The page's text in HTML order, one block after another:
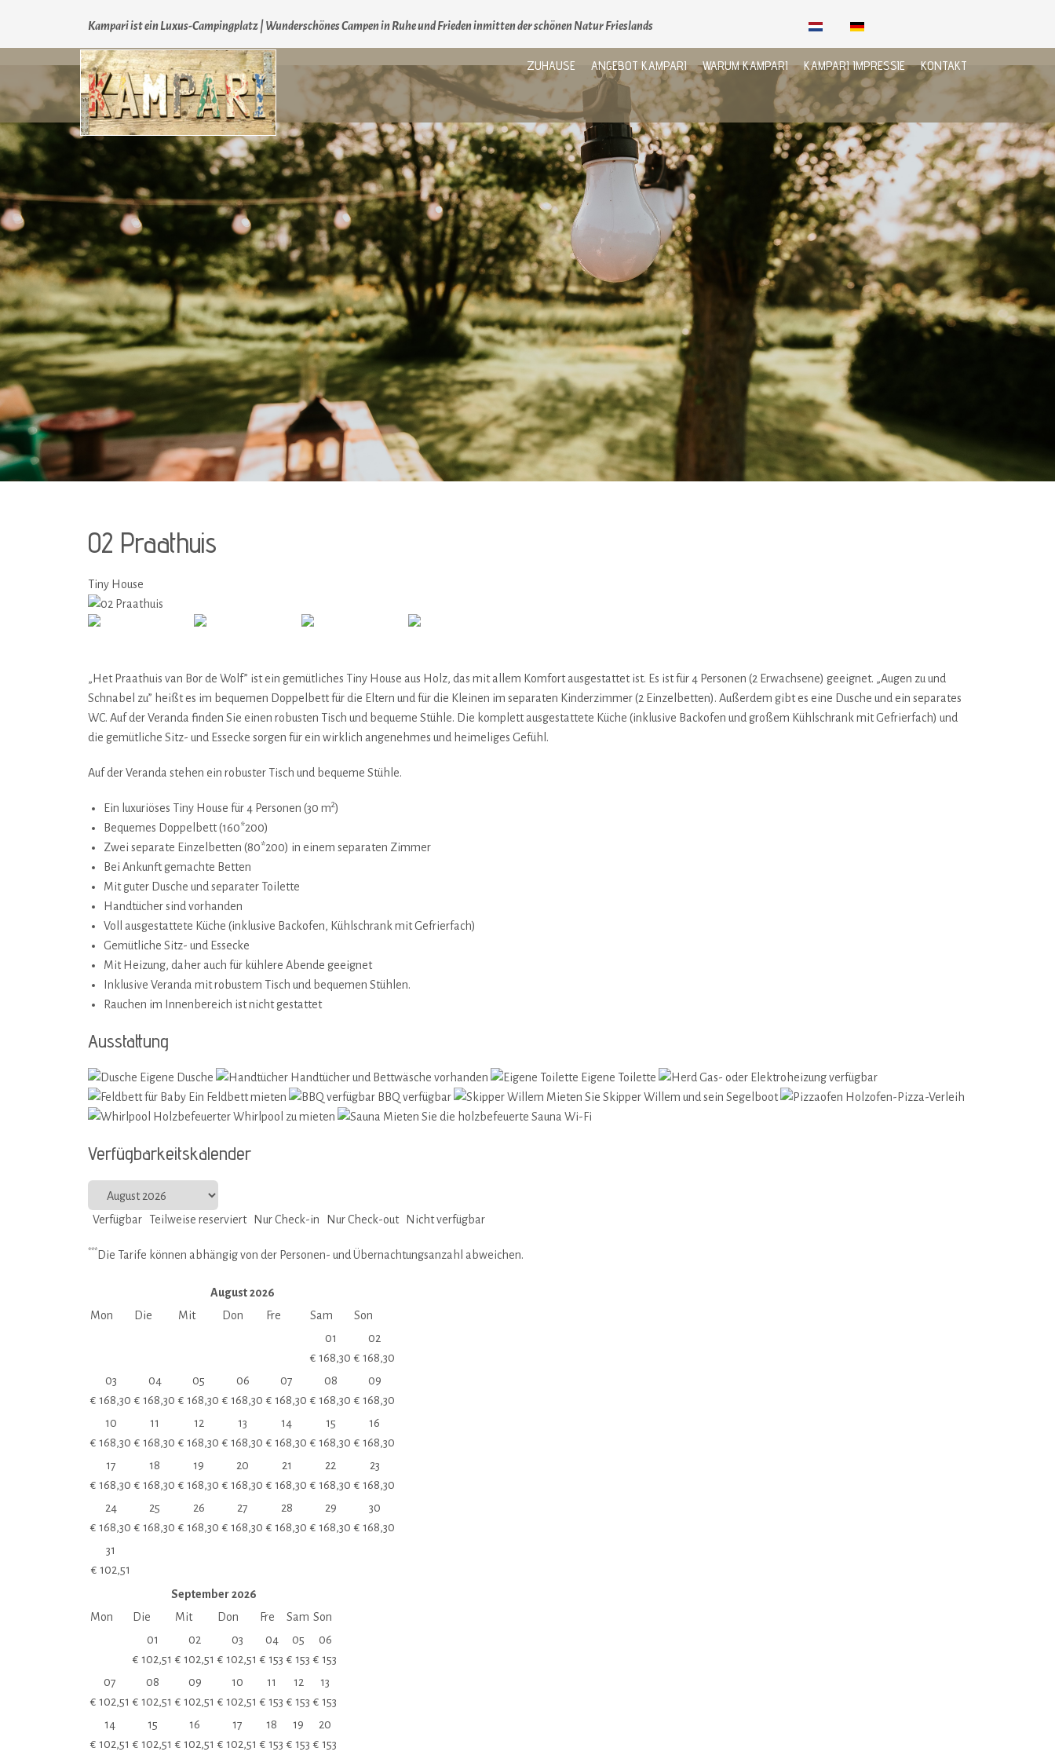
Kampari ist ein Luxus-Campingplatz | Wunderschönes Campen in Ruhe und Frieden inmitten der schönen Natur Frieslands
ZUHAUSE ANGEBOT KAMPARI WARUM KAMPARI KAMPARI IMPRESSIE KONTAKT
02 Praathuis
Tiny House
„Het Praathuis van Bor de Wolf” ist ein gemütliches Tiny House aus Holz, das mit allem Komfort ausgestattet ist. Es ist für 4 Personen (2 Erwachsene) geeignet. „Augen zu und
Schnabel zu” heißt es im bequemen Doppelbett für die Eltern und für die Kleinen im separaten Kinderzimmer (2 Einzelbetten). Außerdem gibt es eine Dusche und ein separates
WC. Auf der Veranda finden Sie einen robusten Tisch und bequeme Stühle. Die komplett ausgestattete Küche (inklusive Backofen und großem Kühlschrank mit Gefrierfach) und
die gemütliche Sitz- und Essecke sorgen für ein wirklich angenehmes und heimeliges Gefühl.
Auf der Veranda stehen ein robuster Tisch und bequeme Stühle.
Ein luxuriöses Tiny House für 4 Personen (30 m2)
Bequemes Doppelbett (160*200)
Zwei separate Einzelbetten (80*200) in einem separaten Zimmer
Bei Ankunft gemachte Betten
Mit guter Dusche und separater Toilette
Handtücher sind vorhanden
Voll ausgestattete Küche (inklusive Backofen, Kühlschrank mit Gefrierfach)
Gemütliche Sitz- und Essecke
Mit Heizung, daher auch für kühlere Abende geeignet
Inklusive Veranda mit robustem Tisch und bequemen Stühlen.
Rauchen im Innenbereich ist nicht gestattet
Ausstattung
Eigene Dusche Handtücher und Bettwäsche vorhanden Eigene Toilette
Gas- oder Elektroheizung verfügbar
Ein Feldbett mieten
BBQ verfügbar Mieten Sie Skipper Willem und sein Segelboot
Holzofen-Pizza-Verleih
Holzbefeuerter Whirlpool zu mieten
Mieten Sie die holzbefeuerte Sauna Wi-Fi
Verfügbarkeitskalender
Verfügbar Teilweise reserviert Nur Check-in Nur Check-out Nicht verfügbar
*** Die Tarife können abhängig von der Personen- und Übernachtungsanzahl abweichen.
August2026
Mon
Die Mit Don Fre Sam
Son
01
€ 168,30
02
€ 168,30
03
€ 168,30
04
€ 168,30
05
€ 168,30
06
€ 168,30
07
€ 168,30
08
€ 168,30
09
€ 168,30
10
€ 168,30
11
€ 168,30
12
€ 168,30
13
€ 168,30
14
€ 168,30
15
€ 168,30
16
€ 168,30
17
€ 168,30
18
€ 168,30
19
€ 168,30
20
€ 168,30
21
€ 168,30
22
€ 168,30
23
€ 168,30
24
€ 168,30
25
€ 168,30
26
€ 168,30
27
€ 168,30
28
€ 168,30
29
€ 168,30
30
€ 168,30
31
€ 102,51
September 2026
Mon
Die Mit Don Fre Sam Son
01
€ 102,51
02
€ 102,51
03
€ 102,51
04
€ 153
05
€ 153
06
€ 153
07
€ 102,51
08
€ 102,51
09
€ 102,51
10
€ 102,51
11
€ 153
12
€ 153
13
€ 153
14
€ 102,51
15
€ 102,51
16
€ 102,51
17
€ 102,51
18
€ 153
19
€ 153
20
€ 153